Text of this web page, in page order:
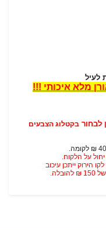
מלא איכותי !!!
לבחור בקטלוג הצבעים
על הלקוח.
הירוק ייתכן עיכוב